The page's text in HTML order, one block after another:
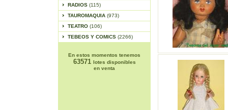
RADIOS (115)
TAUROMAQUIA (973)
TEATRO (106)
TEBEOS Y COMICS (2266)
En estos momentos tenemos
63571 lotes disponibles
en venta